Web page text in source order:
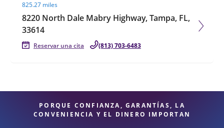
825.27 miles
8220 North Dale Mabry Highway, Tampa, FL,
33614
Reservar una cita (813) 703-6483
PORQUE CONFIANZA, GARANTÍAS, LA
CONVENIENCIA Y EL DINERO IMPORTAN